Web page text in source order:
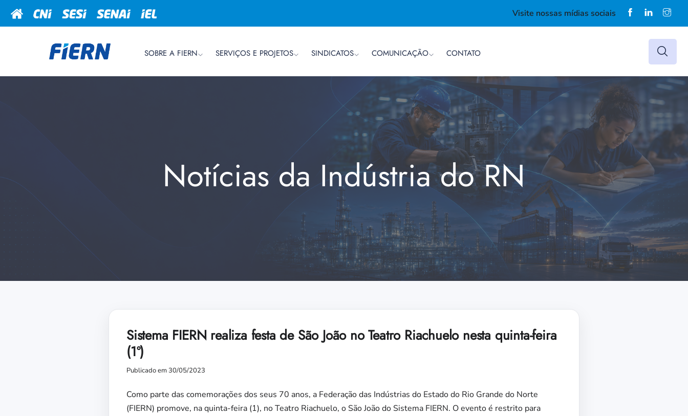
Visite nossas mídias sociais
SOBRE A FIERN SERVIÇOS E PROJETOS SINDICATOS COMUNICAÇÃO CONTATO
Notícias da Indústria do RN
Sistema FIERN realiza festa de São João no Teatro Riachuelo nesta quinta-feira
(1º)
Publicado em 30/05/2023
Como parte das comemorações dos seus 70 anos, a Federação das Indústrias do Estado do Rio Grande do Norte
(FIERN) promove, na quinta-feira (1), no Teatro Riachuelo, o São João do Sistema FIERN. O evento é restrito para